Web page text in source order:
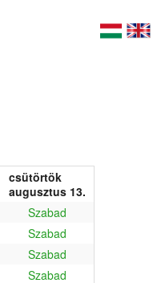
csütörtök
augusztus 13.
Szabad
Szabad
Szabad
Szabad